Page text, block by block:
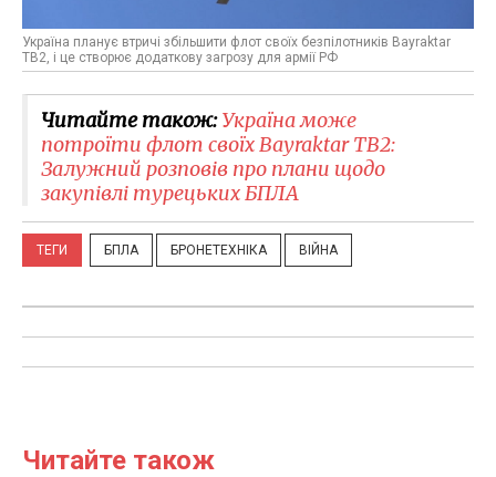
Україна планує втричі збільшити флот своїх безпілотників Bayraktar
TB2, і це створює додаткову загрозу для армії РФ
Читайте також:Україна може
потроїти флот своїх Bayraktar TB2:
Залужний розповів про плани щодо
закупівлі турецьких БПЛА
ТЕГИ БПЛА БРОНЕТЕХНІКА ВІЙНА
Читайте також